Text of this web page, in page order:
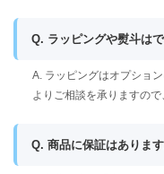
Q. ラッピングや熨斗は
A. ラッピングはオプショ
よりご相談を承りますので
Q. 商品に保証はあります